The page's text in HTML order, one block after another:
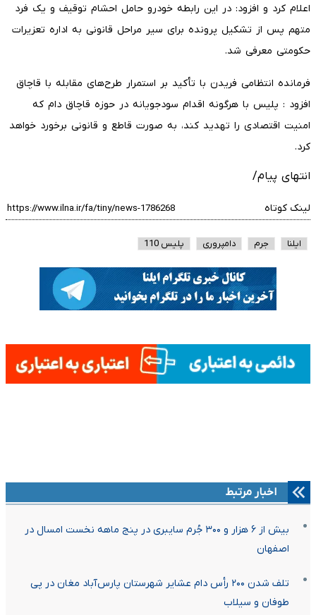
اعلام کرد و افزود: در این رابطه خودرو حامل احشام توقیف و یک فرد
متهم پس از تشکیل پرونده برای سیر مراحل قانونی به اداره تعزیرات
حکومتی معرفی شد.
فرمانده انتظامی فریدن با تأکید بر استمرار طرح‌های مقابله با قاچاق
افزود : پلیس با هرگونه اقدام سودجویانه در حوزه قاچاق دام که
امنیت اقتصادی را تهدید کند، به صورت قاطع و قانونی برخورد خواهد
کرد.
انتهای پیام/
لینک کوتاه
ایلنا جرم دامپروری پلیس 110
اخبار مرتبط
بیش از ۶ هزار و ۳۰۰ جُرم سایبری در پنج ماهه نخست امسال در
اصفهان
تلف شدن ۲۰۰ رأس دام عشایر شهرستان پارس‌آباد مغان در پی
طوفان و سیلاب